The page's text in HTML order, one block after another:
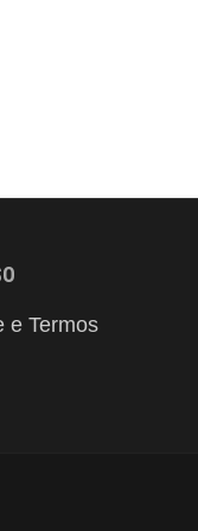
e Termos